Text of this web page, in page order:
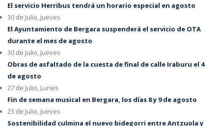
El servicio Herribus tendrá un horario especial en agosto
30 de Julio, Jueves
El Ayuntamiento de Bergara suspenderá el servicio de OTA
durante el mes de agosto
30 de Julio, Jueves
Obras de asfaltado de la cuesta de final de calle Iraburu el 4
de agosto
27 de Julio, Lunes
Fin de semana musical en Bergara, los días 8 y 9 de agosto
23 de Julio, Jueves
Sostenibilidad culmina el nuevo bidegorri entre Antzuola y